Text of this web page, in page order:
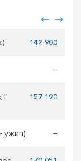
142 900
—
157 190
ужин) —